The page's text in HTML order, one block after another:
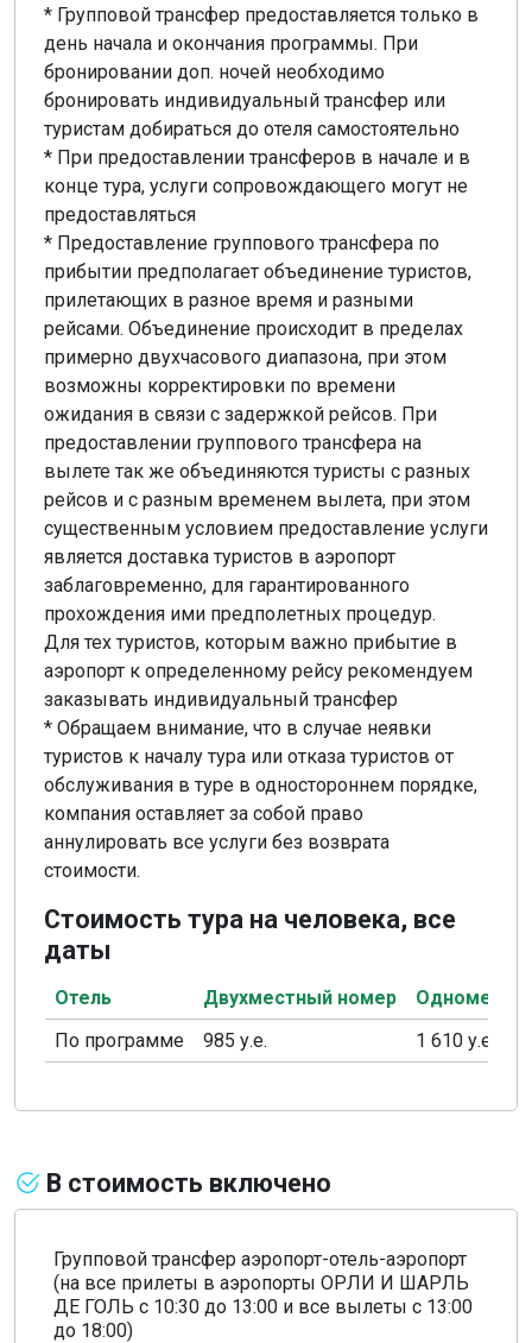
* Групповой трансфер предоставляется только в
день начала и окончания программы. При
бронировании доп. ночей необходимо
бронировать индивидуальный трансфер или
туристам добираться до отеля самостоятельно
* При предоставлении трансферов в начале и в
конце тура, услуги сопровождающего могут не
предоставляться
* Предоставление группового трансфера по
прибытии предполагает объединение туристов,
прилетающих в разное время и разными
рейсами. Объединение происходит в пределах
примерно двухчасового диапазона, при этом
возможны корректировки по времени
ожидания в связи с задержкой рейсов. При
предоставлении группового трансфера на
вылете так же объединяются туристы с разных
рейсов и с разным временем вылета, при этом
существенным условием предоставление услуги
является доставка туристов в аэропорт
заблаговременно, для гарантированного
прохождения ими предполетных процедур.
Для тех туристов, которым важно прибытие в
аэропорт к определенному рейсу рекомендуем
заказывать индивидуальный трансфер
* Обращаем внимание, что в случае неявки
туристов к началу тура или отказа туристов от
обслуживания в туре в одностороннем порядке,
компания оставляет за собой право
аннулировать все услуги без возврата
стоимости.
Стоимость тура на человека, все
даты
Отель Двухместный номер
По программе
985 у.е. 1 610 у.е.
В стоимость включено
Групповой трансфер аэропорт-отель-аэропорт
(на все прилеты в аэропорты ОРЛИ И ШАРЛЬ
ДЕ ГОЛЬ с 10:30 до 13:00 и все вылеты с 13:00
до 18:00)